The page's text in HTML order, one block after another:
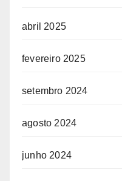
abril 2025
fevereiro 2025
setembro 2024
agosto 2024
junho 2024